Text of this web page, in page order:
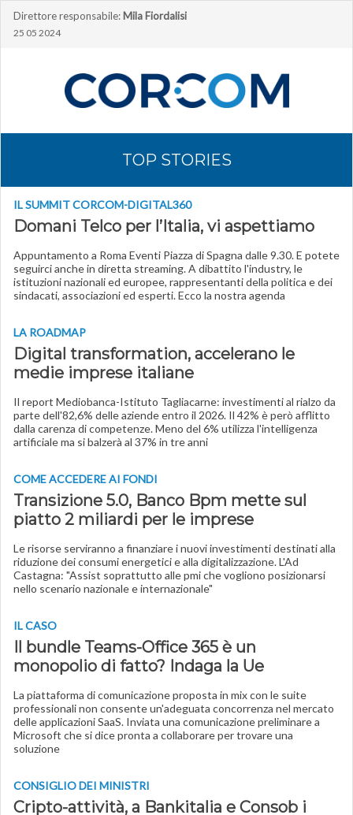
Direttore responsabile: Mila Fiordalisi
25 05 2024
TOP STORIES
IL SUMMIT CORCOM-DIGITAL360
Domani Telco per l’Italia, vi aspettiamo
Appuntamento a Roma Eventi Piazza di Spagna dalle 9.30. E potete
seguirci anche in diretta streaming. A dibattito l'industry, le
istituzioni nazionali ed europee, rappresentanti della politica e dei
sindacati, associazioni ed esperti. Ecco la nostra agenda
LA ROADMAP
Digital transformation, accelerano le
medie imprese italiane
Il report Mediobanca-Istituto Tagliacarne: investimenti al rialzo da
parte dell'82,6% delle aziende entro il 2026. Il 42% è però afflitto
dalla carenza di competenze. Meno del 6% utilizza l'intelligenza
artificiale ma si balzerà al 37% in tre anni
COME ACCEDERE AI FONDI
Transizione 5.0, Banco Bpm mette sul
piatto 2 miliardi per le imprese
Le risorse serviranno a finanziare i nuovi investimenti destinati alla
riduzione dei consumi energetici e alla digitalizzazione. L'Ad
Castagna: "Assist soprattutto alle pmi che vogliono posizionarsi
nello scenario nazionale e internazionale"
IL CASO
Il bundle Teams-Office 365 è un
monopolio di fatto? Indaga la Ue
La piattaforma di comunicazione proposta in mix con le suite
professionali non consente un'adeguata concorrenza nel mercato
delle applicazioni SaaS. Inviata una comunicazione preliminare a
Microsoft che si dice pronta a collaborare per trovare una
soluzione
CONSIGLIO DEI MINISTRI
Cripto-attività, a Bankitalia e Consob i